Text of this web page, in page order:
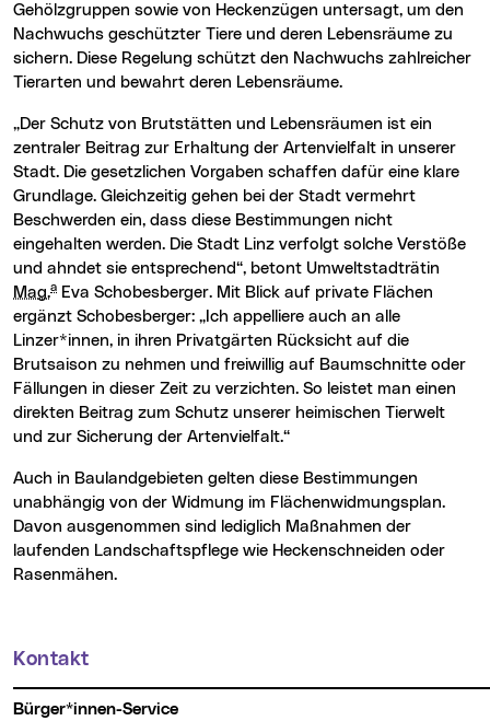
Gehölzgruppen sowie von Heckenzügen untersagt, um den
Nachwuchs geschützter Tiere und deren Lebensräume zu
sichern. Diese Regelung schützt den Nachwuchs zahlreicher
Tierarten und bewahrt deren Lebensräume.
„Der Schutz von Brutstätten und Lebensräumen ist ein
zentraler Beitrag zur Erhaltung der Artenvielfalt in unserer
Stadt. Die gesetzlichen Vorgaben schaffen dafür eine klare
Grundlage. Gleichzeitig gehen bei der Stadt vermehrt
Beschwerden ein, dass diese Bestimmungen nicht
eingehalten werden. Die Stadt Linz verfolgt solche Verstöße
und ahndet sie entsprechend“, betont Umweltstadträtin
Mag.a Eva Schobesberger. Mit Blick auf private Flächen
ergänzt Schobesberger: „Ich appelliere auch an alle
Linzer*innen, in ihren Privatgärten Rücksicht auf die
Brutsaison zu nehmen und freiwillig auf Baumschnitte oder
Fällungen in dieser Zeit zu verzichten. So leistet man einen
direkten Beitrag zum Schutz unserer heimischen Tierwelt
und zur Sicherung der Artenvielfalt.“
Auch in Baulandgebieten gelten diese Bestimmungen
unabhängig von der Widmung im Flächenwidmungsplan.
Davon ausgenommen sind lediglich Maßnahmen der
laufenden Landschaftspflege wie Heckenschneiden oder
Rasenmähen.
Weitere Informationen
Kontakt
Bürger*innen-Service